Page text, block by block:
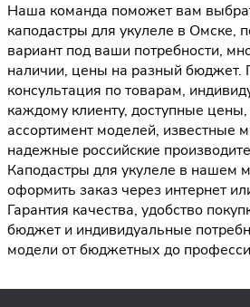
Наша команда поможет вам
каподастры для укулеле в Омске,
вариант под ваши потребности,
наличии, цены на разный бюджет.
консультация по товарам,
каждому клиенту, доступные
ассортимент моделей, известные
надежные российские
Каподастры для укулеле в нашем
оформить заказ через интернет
Гарантия качества, удобство
бюджет и индивидуальные
модели от бюджетных до